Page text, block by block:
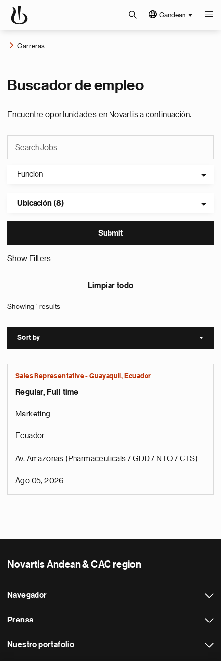
Candean
Carreras
Buscador de empleo
Encuentre oportunidades en Novartis a continuación.
Función
Ubicación (8)
Show Filters
Limpiar todo
Showing 1 results
Sort by Sort
Sales Representative - Guayaquil, Ecuador
Regular, Full time
Marketing
Ecuador
Av. Amazonas (Pharmaceuticals / GDD / NTO / CTS)
Ago 05, 2026
Novartis Andean & CAC region
Navegador
Prensa
Nuestro portafolio